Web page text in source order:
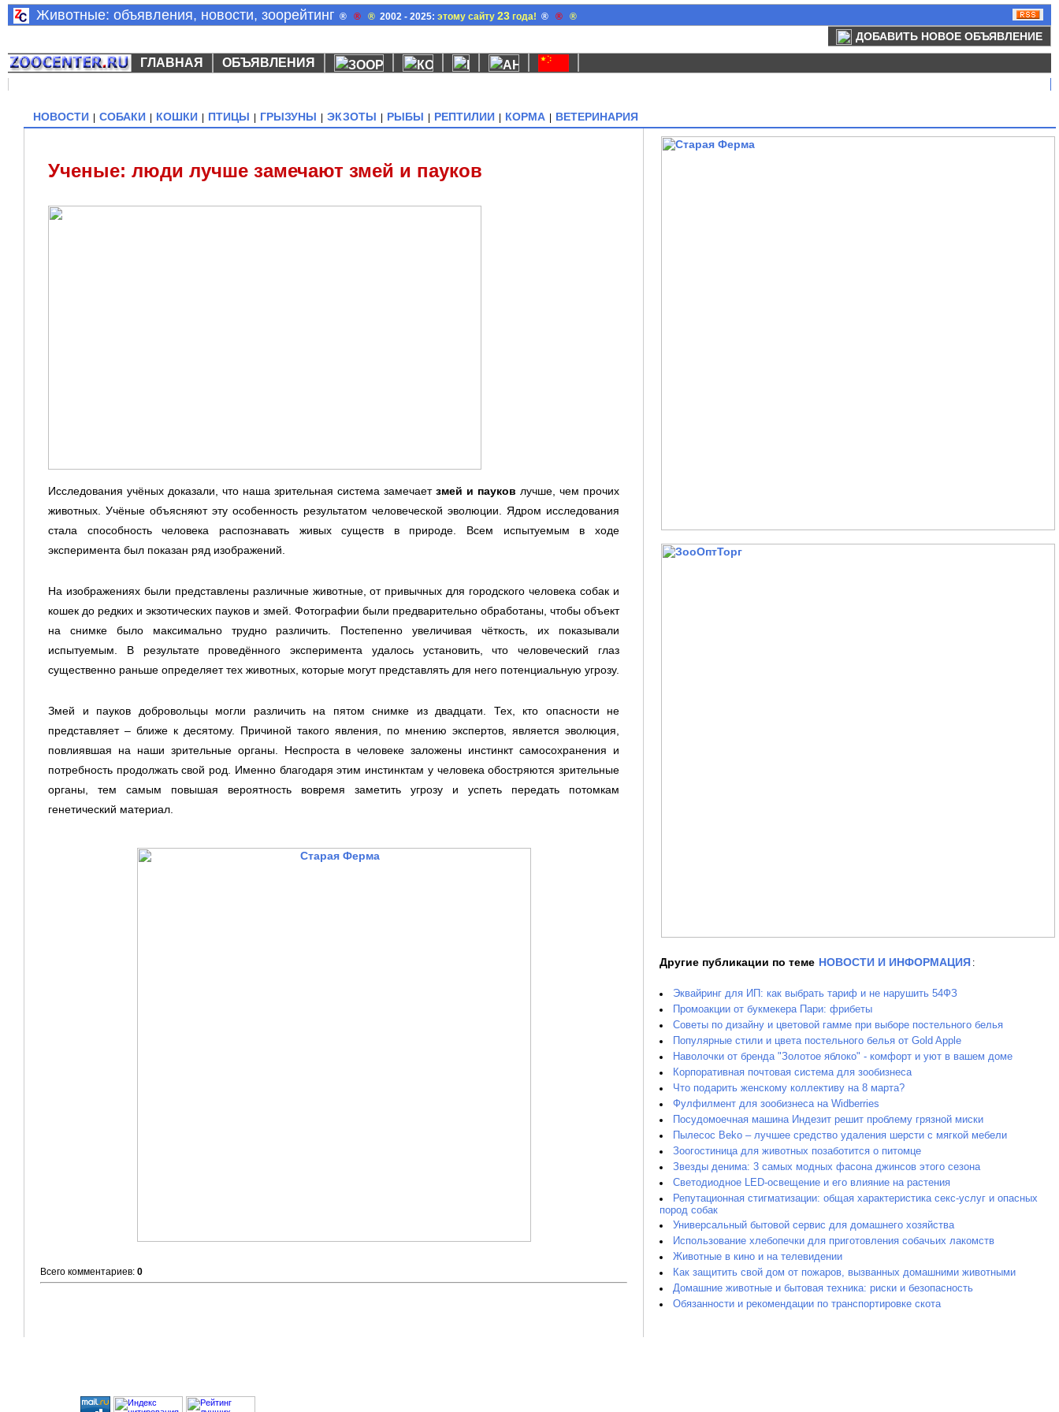
Животные: объявления, новости, зоорейтинг ® ® ® 2002 - 2025:этому сайту23 года! ® ® ®
ДОБАВИТЬ НОВОЕ ОБЪЯВЛЕНИЕ
ГЛАВНАЯ ОБЪЯВЛЕНИЯ
НОВОСТИ СОБАКИ КОШКИ ПТИЦЫ ГРЫЗУНЫ ЭКЗОТЫ РЫБЫ РЕПТИЛИИ КОРМА ВЕТЕРИНАРИЯ
Ученые: люди лучше замечают змей и пауков
Исследования учёных доказали, что наша зрительная система замечает змей и пауков лучше, чем прочих
животных. Учёные объясняют эту особенность результатом человеческой эволюции. Ядром исследования
стала способность человека распознавать живых существ в природе. Всем испытуемым в ходе
эксперимента был показан ряд изображений.
На изображениях были представлены различные животные, от привычных для городского человека собак и
кошек до редких и экзотических пауков и змей. Фотографии были предварительно обработаны, чтобы объект
на снимке было максимально трудно различить. Постепенно увеличивая чёткость, их показывали
испытуемым. В результате проведённого эксперимента удалось установить, что человеческий глаз
существенно раньше определяет тех животных, которые могут представлять для него потенциальную угрозу.
Змей и пауков добровольцы могли различить на пятом снимке из двадцати. Тех, кто опасности не
представляет – ближе к десятому. Причиной такого явления, по мнению экспертов, является эволюция,
повлиявшая на наши зрительные органы. Неспроста в человеке заложены инстинкт самосохранения и
потребность продолжать свой род. Именно благодаря этим инстинктам у человека обостряются зрительные
органы, тем самым повышая вероятность вовремя заметить угрозу и успеть передать потомкам
генетический материал.
Всего комментариев: 0
Другие публикации по теме НОВОСТИ И ИНФОРМАЦИЯ :
Эквайринг для ИП: как выбрать тариф и не нарушить 54ФЗ
Промоакции от букмекера Пари: фрибеты
Советы по дизайну и цветовой гамме при выборе постельного белья
Популярные стили и цвета постельного белья от Gold Apple
Наволочки от бренда "Золотое яблоко" - комфорт и уют в вашем доме
Корпоративная почтовая система для зообизнеса
Что подарить женскому коллективу на 8 марта?
Фулфилмент для зообизнеса на Widberries
Посудомоечная машина Индезит решит проблему грязной миски
Пылесос Beko – лучшее средство удаления шерсти с мягкой мебели
Зоогостиница для животных позаботится о питомце
Звезды денима: 3 самых модных фасона джинсов этого сезона
Светодиодное LED-освещение и его влияние на растения
Репутационная стигматизации: общая характеристика секс-услуг и опасных
пород собак
Универсальный бытовой сервис для домашнего хозяйства
Использование хлебопечки для приготовления собачьих лакомств
Животные в кино и на телевидении
Как защитить свой дом от пожаров, вызванных домашними животными
Домашние животные и бытовая техника: риски и безопасность
Обязанности и рекомендации по транспортировке скота